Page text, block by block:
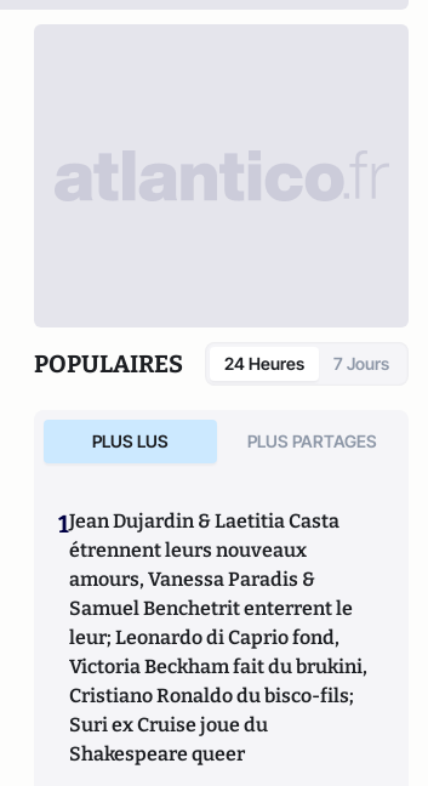
POPULAIRES 24 Heures 7 Jours
PLUS LUS PLUS PARTAGES
1Jean Dujardin & Laetitia Casta
étrennent leurs nouveaux
amours, Vanessa Paradis &
Samuel Benchetrit enterrent le
leur; Leonardo di Caprio fond,
Victoria Beckham fait du brukini,
Cristiano Ronaldo du bisco-fils;
Suri ex Cruise joue du
Shakespeare queer